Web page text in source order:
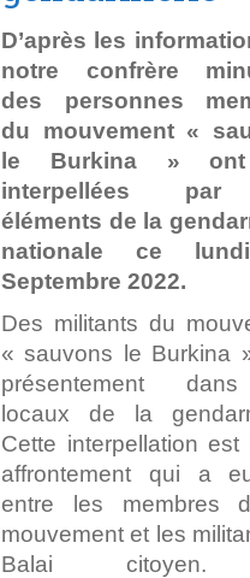
D’après les
notre confrère
des personnes
du mouvement «
le Burkina »
interpellées
éléments de la
nationale ce
Septembre 2022.
Des militants du
« sauvons le Burkina
présentement
locaux de la
Cette interpellation est
affrontement qui a
entre les membres
mouvement et les
Balai citoyen.